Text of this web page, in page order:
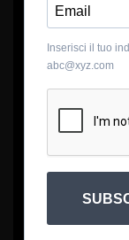
Inserisci il tuo
abc@xyz.com